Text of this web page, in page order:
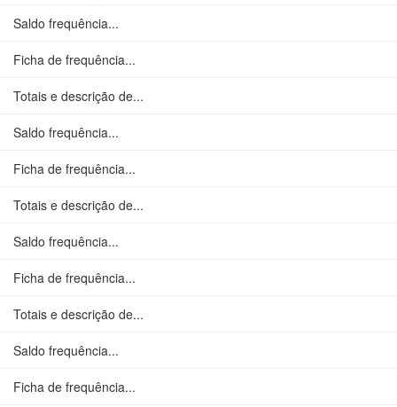
Saldo frequência...
Ficha de frequência...
Totais e descrição de...
Saldo frequência...
Ficha de frequência...
Totais e descrição de...
Saldo frequência...
Ficha de frequência...
Totais e descrição de...
Saldo frequência...
Ficha de frequência...